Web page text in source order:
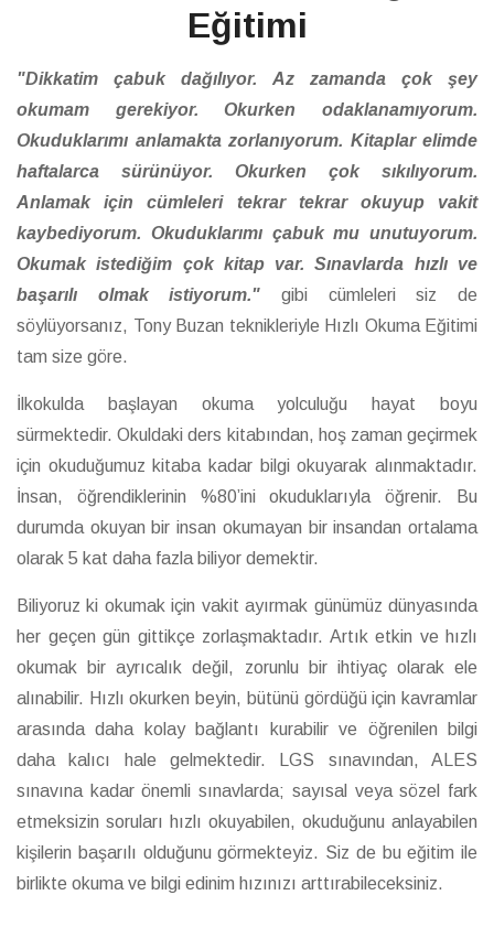
Eğitimi
"Dikkatim çabuk dağılıyor. Az zamanda çok şey
okumam gerekiyor. Okurken odaklanamıyorum.
Okuduklarımı anlamakta zorlanıyorum. Kitaplar elimde
haftalarca sürünüyor. Okurken çok sıkılıyorum.
Anlamak için cümleleri tekrar tekrar okuyup vakit
kaybediyorum. Okuduklarımı çabuk mu unutuyorum.
Okumak istediğim çok kitap var. Sınavlarda hızlı ve
başarılı olmak istiyorum."
gibi cümleleri siz de
söylüyorsanız, Tony Buzan teknikleriyle Hızlı Okuma Eğitimi
tam size göre.
İlkokulda başlayan okuma yolculuğu hayat boyu
sürmektedir. Okuldaki ders kitabından, hoş zaman geçirmek
için okuduğumuz kitaba kadar bilgi okuyarak alınmaktadır.
İnsan, öğrendiklerinin %80’ini okuduklarıyla öğrenir. Bu
durumda okuyan bir insan okumayan bir insandan ortalama
olarak 5 kat daha fazla biliyor demektir.
Biliyoruz ki okumak için vakit ayırmak günümüz dünyasında
her geçen gün gittikçe zorlaşmaktadır. Artık etkin ve hızlı
okumak bir ayrıcalık değil, zorunlu bir ihtiyaç olarak ele
alınabilir. Hızlı okurken beyin, bütünü gördüğü için kavramlar
arasında daha kolay bağlantı kurabilir ve öğrenilen bilgi
daha kalıcı hale gelmektedir. LGS sınavından, ALES
sınavına kadar önemli sınavlarda; sayısal veya sözel fark
etmeksizin soruları hızlı okuyabilen, okuduğunu anlayabilen
kişilerin başarılı olduğunu görmekteyiz. Siz de bu eğitim ile
birlikte okuma ve bilgi edinim hızınızı arttırabileceksiniz.